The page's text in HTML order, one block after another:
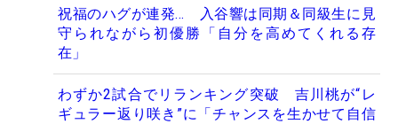
祝福のハグが連発… 入谷響は同期＆同級生に見
守られながら初優勝「自分を高めてくれる存
在」
わずか2試合でリランキング突破 吉川桃が“レ
ギュラー返り咲き”に「チャンスを生かせて自信